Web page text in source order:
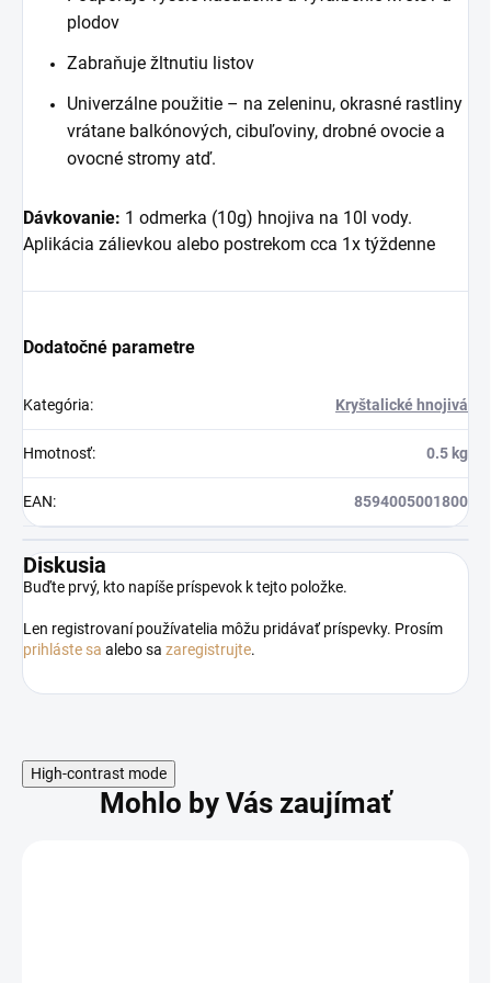
plodov
Zabraňuje žltnutiu listov
Univerzálne použitie – na zeleninu, okrasné rastliny
vrátane balkónových, cibuľoviny, drobné ovocie a
ovocné stromy atď.
Dávkovanie: 1 odmerka (10g) hnojiva na 10l vody.
Aplikácia zálievkou alebo postrekom cca 1x týždenne
Dodatočné parametre
Kategória: Kryštalické hnojivá
Hmotnosť: 0.5 kg
EAN: 8594005001800
Diskusia
Buďte prvý, kto napíše príspevok k tejto položke.
Len registrovaní používatelia môžu pridávať príspevky. Prosím
prihláste sa alebo sa zaregistrujte.
High-contrast mode
Mohlo by Vás zaujímať